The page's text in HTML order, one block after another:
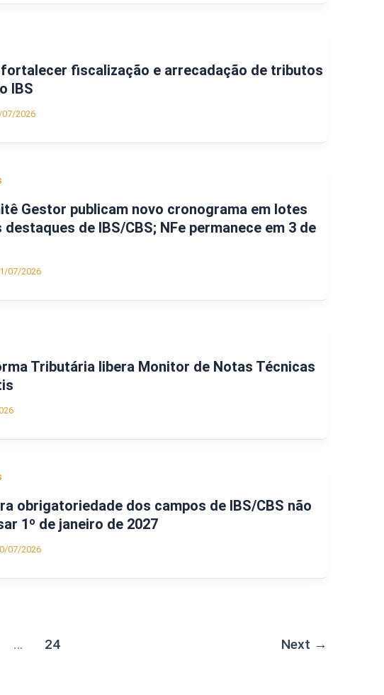
fiscalização e arrecadação de tributos
IBS
07/2026
Gestor publicam novo cronograma em lotes
de IBS/CBS; NFe permanece em 3 de
07/2026
Tributária libera Monitor de Notas Técnicas
obrigatoriedade dos campos de IBS/CBS não
1º de janeiro de 2027
07/2026
… 24 Next →